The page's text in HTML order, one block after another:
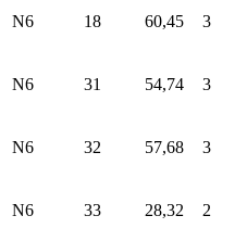
N6 18 60,45 3
N6 31 54,74 3
N6 32 57,68 3
N6 33 28,32 2